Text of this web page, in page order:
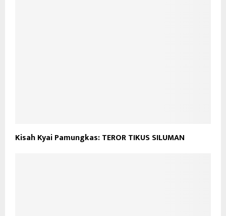
Kisah Kyai Pamungkas: TEROR TIKUS SILUMAN